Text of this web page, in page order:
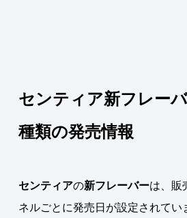
センティア新フレー
種類の発売情報
センティアの新フレーバーは、販
ネルごとに発売日が設定されてい